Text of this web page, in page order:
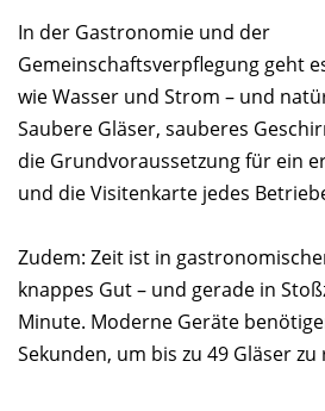
In der Gastronomie und der
Gemeinschaftsverpflegung geht
wie Wasser und Strom – und
Saubere Gläser, sauberes
die Grundvoraussetzung für ein
und die Visitenkarte jedes
Zudem: Zeit ist in
knappes Gut – und gerade in
Minute. Moderne Geräte
Sekunden, um bis zu 49 Gläser zu